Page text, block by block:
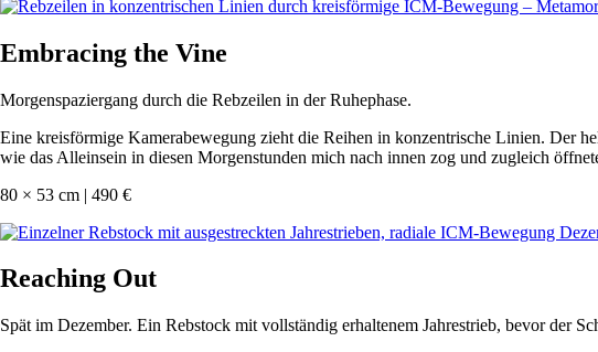
Embracing the Vine
Morgenspaziergang durch die Rebzeilen in der Ruhephase.
Eine kreisförmige Kamerabewegung zieht die Reihen in konzentrische Linien. Der
wie das Alleinsein in diesen Morgenstunden mich nach innen zog und zugleich
80 × 53 cm | 490 €
Reaching Out
Spät im Dezember. Ein Rebstock mit vollständig erhaltenem Jahrestrieb, bevor der